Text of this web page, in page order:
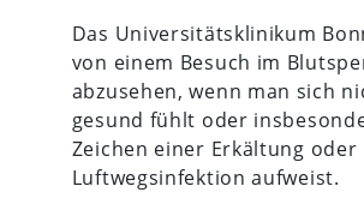
Das Universitätsklinikum
von einem Besuch im
abzusehen, wenn man sich
gesund fühlt oder
Zeichen einer Erkältung oder
Luftwegsinfektion aufweist.